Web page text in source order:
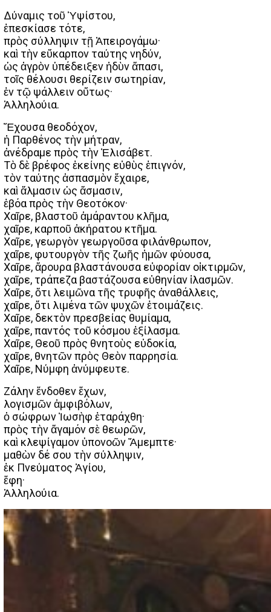
Δύναμις τοῦ Ὑψίστου,
ἐπεσκίασε τότε,
πρὸς σύλληψιν τῇ Ἀπειρογάμω·
καὶ τὴν εὔκαρπον ταύτης νηδύν,
ὡς ἀγρὸν ὑπέδειξεν ἡδὺν ἅπασι,
τοῖς θέλουσι θερίζειν σωτηρίαν,
ἐν τῷ ψάλλειν οὕτως·
Ἀλληλούια.
Ἔχουσα θεοδόχον,
ἡ Παρθένος τὴν μήτραν,
ἀνέδραμε πρὸς τὴν Ἐλισάβετ.
Τὸ δὲ βρέφος ἐκείνης εὐθὺς ἐπιγνόν,
τὸν ταύτης ἀσπασμὸν ἔχαιρε,
καὶ ἅλμασιν ὡς ἄσμασιν,
ἐβόα πρὸς τὴν Θεοτόκον·
Χαῖρε, βλαστοῦ ἀμάραντου κλῆμα,
χαῖρε, καρποῦ ἀκήρατου κτῆμα.
Χαῖρε, γεωργὸν γεωργοῦσα φιλάνθρωπον,
χαῖρε, φυτουργὸν τῆς ζωῆς ἠμῶν φύουσα,
Χαῖρε, ἄρουρα βλαστάνουσα εὐφορίαν οἰκτιρμῶν,
χαῖρε, τράπεζα βαστάζουσα εὐθηνίαν ἱλασμῶν.
Χαῖρε, ὅτι λειμῶνα τῆς τρυφῆς ἀναθάλλεις,
χαῖρε, ὅτι λιμένα τῶν ψυχῶν ἑτοιμάζεις.
Χαῖρε, δεκτὸν πρεσβείας θυμίαμα,
χαῖρε, παντός τοῦ κόσμου ἐξίλασμα.
Χαῖρε, Θεοῦ πρὸς θνητοὺς εὐδοκία,
χαῖρε, θνητῶν πρὸς Θεὸν παρρησία.
Χαῖρε, Νύμφη ἀνύμφευτε.
Ζάλην ἔνδοθεν ἔχων,
λογισμῶν ἀμφιβόλων,
ὁ σώφρων Ἰωσὴφ ἐταράχθη·
πρὸς τὴν ἄγαμόν σὲ θεωρῶν,
καὶ κλεψίγαμον ὑπονοῶν Ἄμεμπτε·
μαθὼν δέ σου τὴν σύλληψιν,
ἐκ Πνεύματος Ἁγίου,
ἔφη·
Ἀλληλούια.